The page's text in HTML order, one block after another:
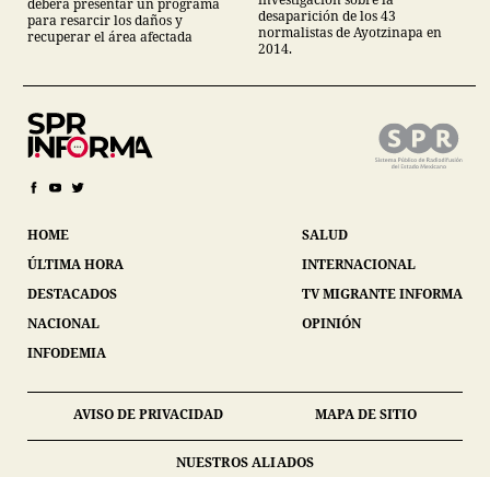
para resarcir los daños y
recuperar el área afectada
desaparición de los 43
normalistas de Ayotzinapa en
2014.
HOME
ÚLTIMA HORA
DESTACADOS
NACIONAL
INFODEMIA
SALUD
INTERNACIONAL
TV MIGRANTE INFORMA
OPINIÓN
AVISO DE PRIVACIDAD MAPA DE SITIO
NUESTROS ALIADOS